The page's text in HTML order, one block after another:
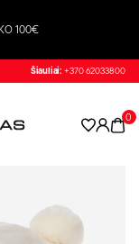
100€
Šiauliai: +370 62033800
0